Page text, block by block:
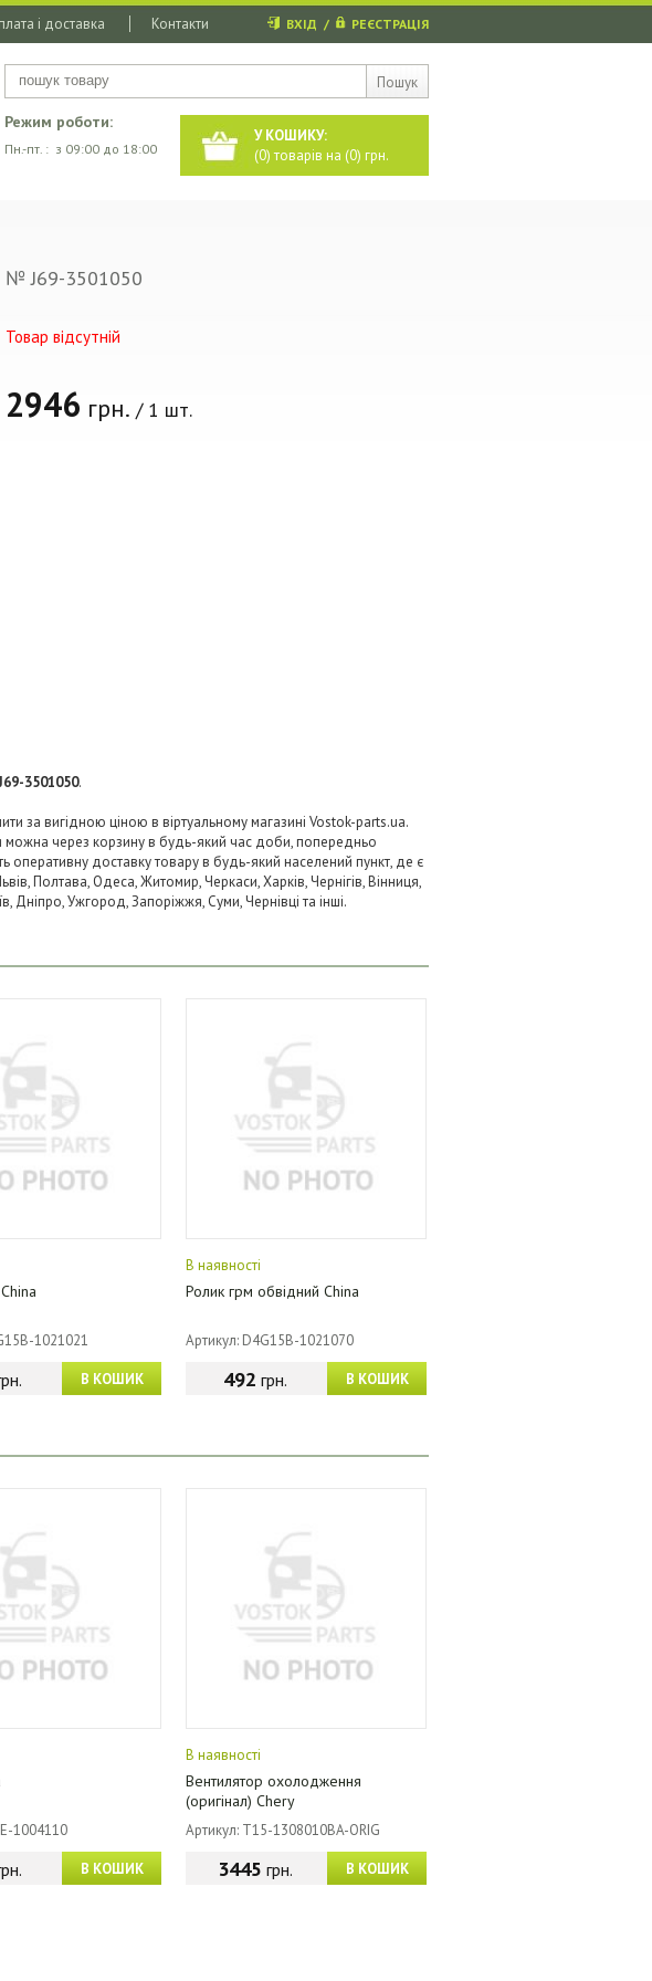
Пошук
і доставка Контакти ВХІД / РЕЄСТРАЦІЯ
У КОШИКУ:
(0) товарів на (0) грн.
Режим роботи:
Пн.-пт. : з 09:00 до 18:00
№ J69-3501050
Товар відсутній
2946 грн. / 1 шт.
3501050.
за вигідною ціною в віртуальному магазині Vostok-parts.ua.
через корзину в будь-який час доби, попередньо
оперативну доставку товару в будь-який населений пункт, де є
Полтава, Одеса, Житомир, Черкаси, Харків, Чернігів, Вінниця,
Дніпро, Ужгород, Запоріжжя, Суми, Чернівці та інші.
1021021
В КОШИК
В наявності
Ролик грм обвідний China
Артикул: D4G15B-1021070
В КОШИК
492 грн.
1004110
В КОШИК
В наявності
Вентилятор охолодження
(оригінал) Chery
Артикул: T15-1308010BA-ORIG
В КОШИК
3445 грн.